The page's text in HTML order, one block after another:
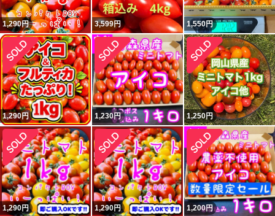
1,290円 3,599円 1,550円
1,290円 1,230円 1,250円
1,290円 1,290円 1,200円